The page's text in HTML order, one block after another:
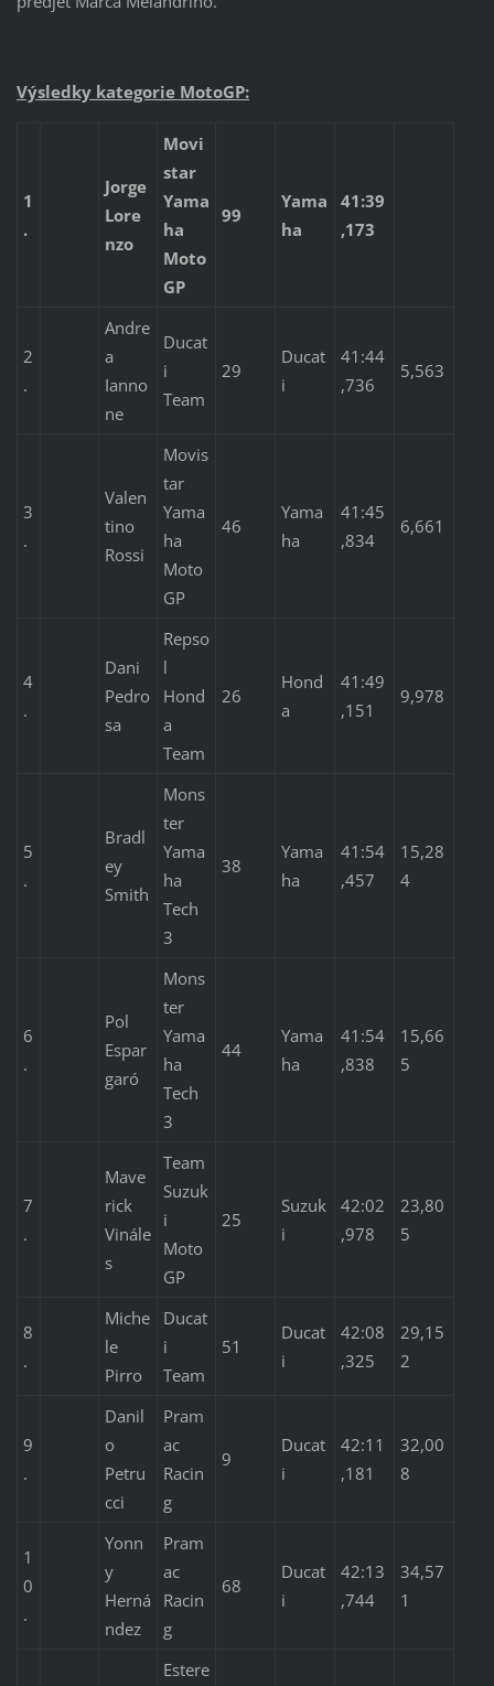
Výsledky kategorie MotoGP:
1
.
Jorge
Lore
nzo
Movi
star
Yama
ha
Moto
GP
99
Yama
ha
41:39
,173
2
.
Andre
a
Ianno
ne
Ducat
i
Team
29
Ducat
i
41:44
,736
5,563
3
.
Valen
tino
Rossi
Movis
tar
Yama
ha
Moto
GP
46
Yama
ha
41:45
,834
6,661
4
.
Dani
Pedro
sa
Repso
l
Hond
a
Team
26
Hond
a
41:49
,151
9,978
5
.
Bradl
ey
Smith
Mons
ter
Yama
ha
Tech
3
38
Yama
ha
41:54
,457
15,28
4
6
.
Pol
Espar
garó
Mons
ter
Yama
ha
Tech
3
44
Yama
ha
41:54
,838
15,66
5
7
.
Mave
rick
Vinále
s
Team
Suzuk
i
Moto
GP
25
Suzuk
i
42:02
,978
23,80
5
8
.
Miche
le
Pirro
Ducat
i
Team
51
Ducat
i
42:08
,325
29,15
2
9
.
Danil
o
Petru
cci
Pram
ac
Racin
g
9
Ducat
i
42:11
,181
32,00
8
1
0
.
Yonn
y
Herná
ndez
Pram
ac
Racin
g
68
Ducat
i
42:13
,744
34,57
1
Estere